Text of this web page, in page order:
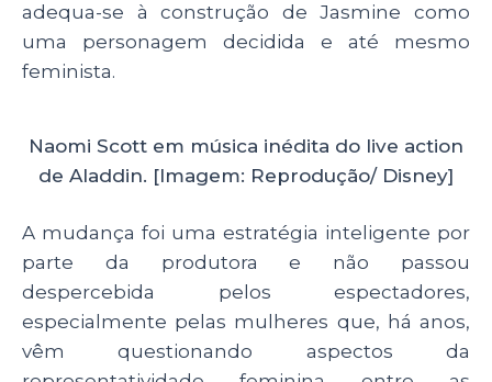
adequa-se à construção de Jasmine como
uma personagem decidida e até mesmo
feminista.
Naomi Scott em música inédita do live action
de Aladdin. [Imagem: Reprodução/ Disney]
A mudança foi uma estratégia inteligente por
parte da produtora e não passou
despercebida pelos espectadores,
especialmente pelas mulheres que, há anos,
vêm questionando aspectos da